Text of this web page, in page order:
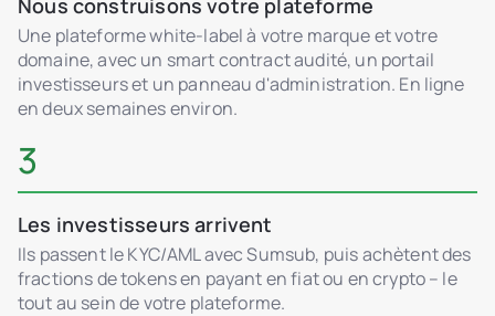
Nous construisons votre plateforme
Une plateforme white-label à votre marque et votre
domaine, avec un smart contract audité, un portail
investisseurs et un panneau d'administration. En ligne
en deux semaines environ.
3
Les investisseurs arrivent
Ils passent le KYC/AML avec Sumsub, puis achètent des
fractions de tokens en payant en fiat ou en crypto – le
tout au sein de votre plateforme.